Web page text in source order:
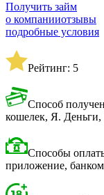
Получить займ
о компанииотзывы
подробные условия
Рейтинг: 5
Способ
кошелек, Я. Деньги,
Способы
приложение,